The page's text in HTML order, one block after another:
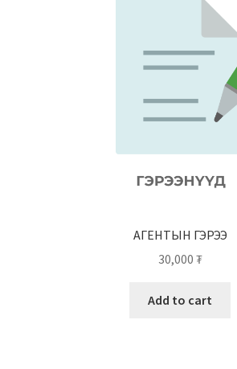
АГЕНТЫН ГЭРЭЭ
30,000 ₮
Add to cart